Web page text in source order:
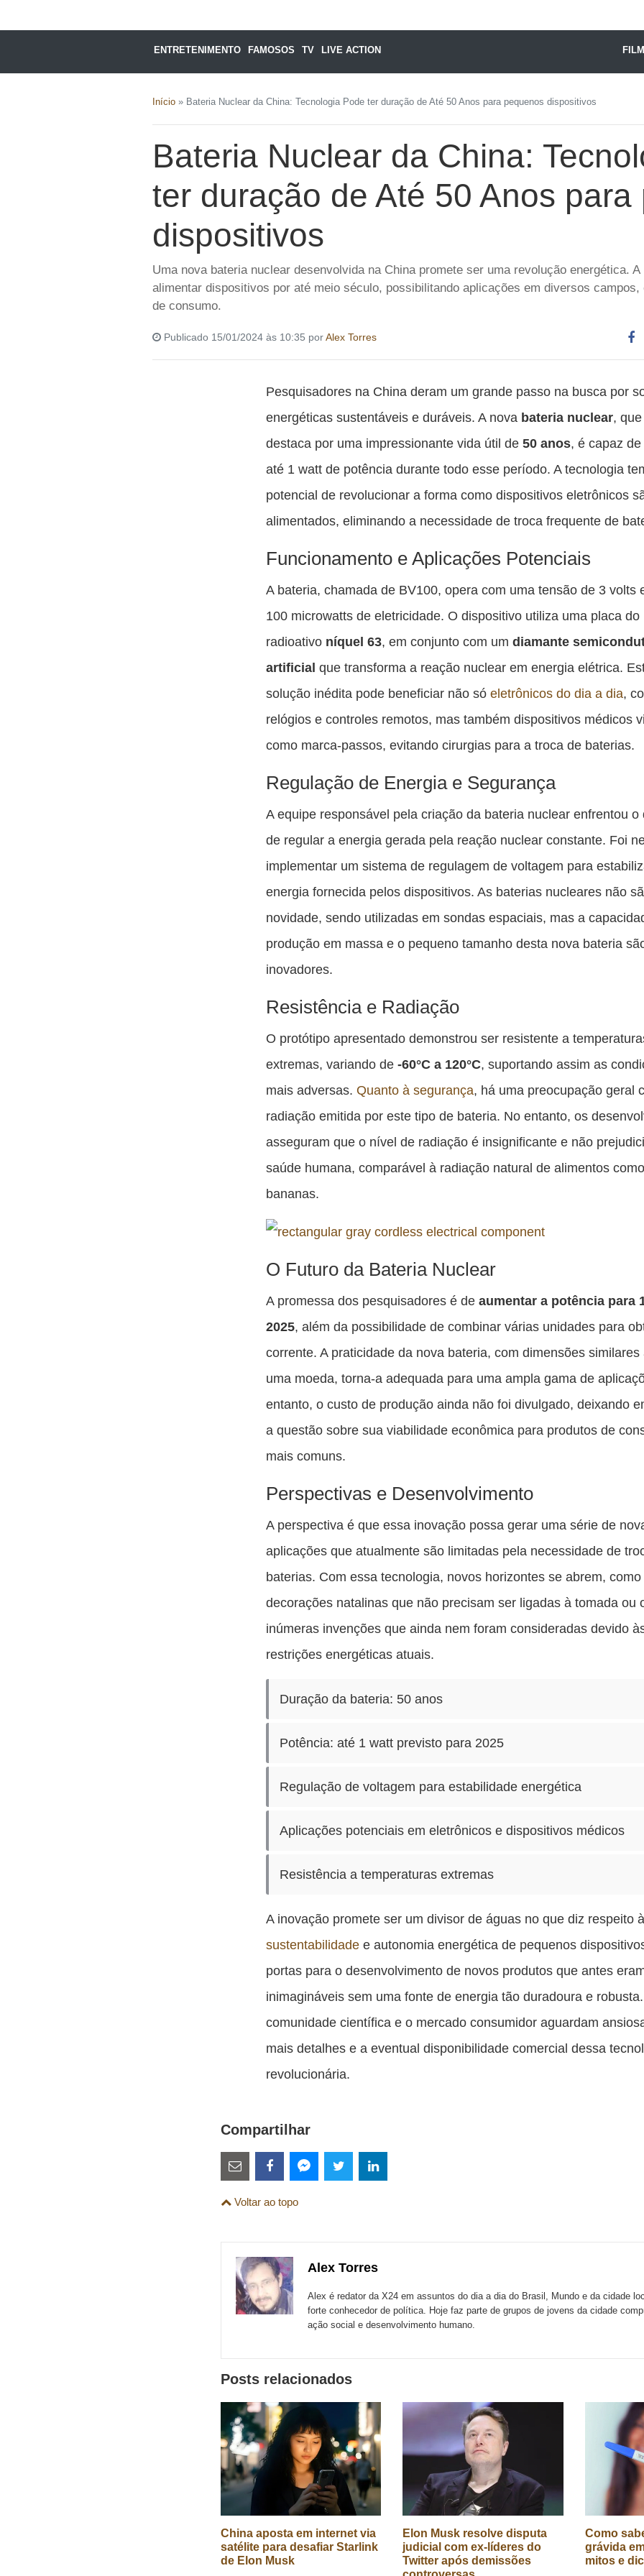
ENTRETENIMENTO FAMOSOS TV LIVE ACTION
Início » Bateria Nuclear da China: Tecnologia Pode ter duração de Até 50 Anos para pequenos dispositivos
Bateria Nuclear da China:
ter duração de Até 50 Anos para
dispositivos
Uma nova bateria nuclear desenvolvida na China promete ser uma revolução energética.
alimentar dispositivos por até meio século, possibilitando aplicações em diversos
de consumo.
Publicado 15/01/2024 às 10:35 porAlex Torres
Pesquisadores na China deram um grande passo na busca por
energéticas sustentáveis e duráveis. A nova bateria nuclear,
destaca por uma impressionante vida útil de50 anos, é capaz
até 1 watt de potência durante todo esse período. A tecnologia
potencial de revolucionar a forma como dispositivos eletrônicos
alimentados, eliminando a necessidade de troca frequente de
Funcionamento e Aplicações Potenciais
A bateria, chamada de BV100, opera com uma tensão de 3 volts
100 microwatts de eletricidade. O dispositivo utiliza uma placa do
radioativo níquel 63, em conjunto com umdiamante
artificial que transforma a reação nuclear em energia elétrica.
solução inédita pode beneficiar não sóeletrônicos do dia a dia,
relógios e controles remotos, mas também dispositivos médicos
como marca-passos, evitando cirurgias para a troca de baterias.
Regulação de Energia e Segurança
A equipe responsável pela criação da bateria nuclear enfrentou o
de regular a energia gerada pela reação nuclear constante. Foi
implementar um sistema de regulagem de voltagem para
energia fornecida pelos dispositivos. As baterias nucleares não
novidade, sendo utilizadas em sondas espaciais, mas a
produção em massa e o pequeno tamanho desta nova bateria
inovadores.
Resistência e Radiação
O protótipo apresentado demonstrou ser resistente a
extremas, variando de-60°C a 120°C, suportando assim as
mais adversas.Quanto à segurança, há uma preocupação geral
radiação emitida por este tipo de bateria. No entanto, os
asseguram que o nível de radiação é insignificante e não
saúde humana, comparável à radiação natural de alimentos
bananas.
O Futuro da Bateria Nuclear
A promessa dos pesquisadores é deaumentar a potência para
2025, além da possibilidade de combinar várias unidades para
corrente. A praticidade da nova bateria, com dimensões similares
uma moeda, torna-a adequada para uma ampla gama de
entanto, o custo de produção ainda não foi divulgado, deixando
a questão sobre sua viabilidade econômica para produtos de
mais comuns.
Perspectivas e Desenvolvimento
A perspectiva é que essa inovação possa gerar uma série de
aplicações que atualmente são limitadas pela necessidade de
baterias. Com essa tecnologia, novos horizontes se abrem, como
decorações natalinas que não precisam ser ligadas à tomada ou
inúmeras invenções que ainda nem foram consideradas devido
restrições energéticas atuais.
Duração da bateria: 50 anos
Potência: até 1 watt previsto para 2025
Regulação de voltagem para estabilidade energética
Aplicações potenciais em eletrônicos e dispositivos médicos
Resistência a temperaturas extremas
A inovação promete ser um divisor de águas no que diz respeito
sustentabilidade e autonomia energética de pequenos
portas para o desenvolvimento de novos produtos que antes
inimagináveis sem uma fonte de energia tão duradoura e
comunidade científica e o mercado consumidor aguardam
mais detalhes e a eventual disponibilidade comercial dessa
revolucionária.
Compartilhar
Estes
links
são
sites
externos
sociais
com
Email
esta
com
Facebook
Voltar ao topo
Alex Torres
Alex é redator da X24 em assuntos do dia a dia do Brasil, Mundo e da cidade
forte conhecedor de política. Hoje faz parte de grupos de jovens da cidade
ação social e desenvolvimento humano.
Posts relacionados
China aposta em internet via
satélite para desafiar Starlink
de Elon Musk
Elon Musk resolve disputa
judicial com ex-líderes do
Twitter após demissões
Como
grávida
mitos e